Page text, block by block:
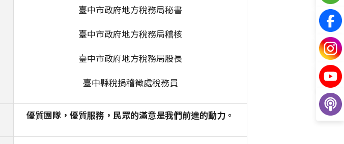
臺中市政府地方稅務局秘書
臺中市政府地方稅務局稽核
臺中市政府地方稅務局股長
臺中縣稅捐稽徵處稅務員
優質團隊，優質服務，民眾的滿意是我們前進的動力。